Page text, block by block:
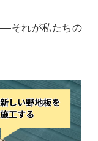
それが私たちの